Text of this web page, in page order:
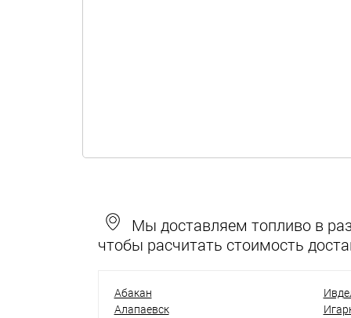
Мы доставляем топливо в
чтобы расчитать стоимость
Абакан
Алапаевск